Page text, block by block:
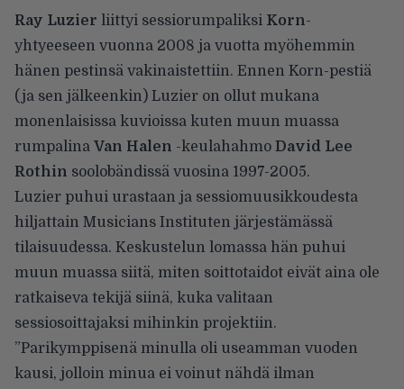
Ray Luzier liittyi sessiorumpaliksi Korn-
yhtyeeseen vuonna 2008 ja vuotta myöhemmin
hänen pestinsä vakinaistettiin. Ennen Korn-pestiä
(ja sen jälkeenkin) Luzier on ollut mukana
monenlaisissa kuvioissa kuten muun muassa
rumpalina Van Halen -keulahahmo David Lee
Rothin soolobändissä vuosina 1997-2005.
Luzier puhui urastaan ja sessiomuusikkoudesta
hiljattain Musicians Instituten järjestämässä
tilaisuudessa. Keskustelun lomassa hän puhui
muun muassa siitä, miten soittotaidot eivät aina ole
ratkaiseva tekijä siinä, kuka valitaan
sessiosoittajaksi mihinkin projektiin.
”Parikymppisenä minulla oli useamman vuoden
kausi, jolloin minua ei voinut nähdä ilman